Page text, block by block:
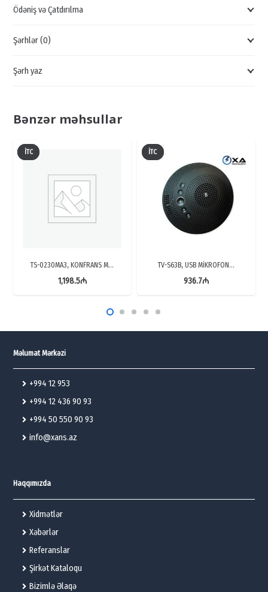
KALONKA
quantity
Ödəniş və Çatdırılma
Şərhlər (0)
Şərh yaz
Bənzər məhsullar
İTC
TS-0230MA3, KONFRANS M…
1,198.5₼
İTC
TV-S63B, USB MİKROFON…
936.7₼
Məlumat Mərkəzi
+994 12 953
+994 12 436 90 93
+994 50 550 90 93
info@xans.az
Haqqımızda
Xidmətlər
Xəbərlər
Referanslar
Şirkət Kataloqu
Bizimlə Əlaqə